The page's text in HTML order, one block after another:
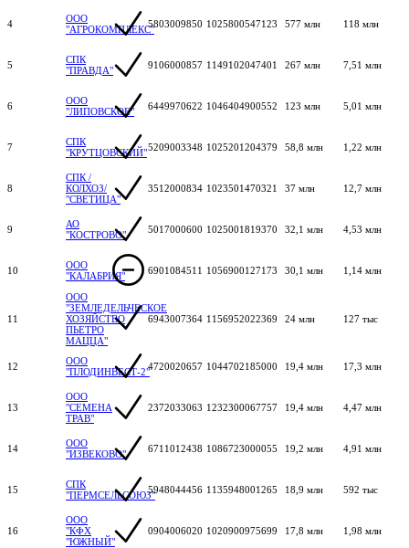
4
ООО
"АГРОКОМПЛЕКС"5803009850 1025800547123 577 млн 118 млн
5
СПК
"ПРАВДА"
9106000857 1149102047401 267 млн 7,51 млн
6
ООО
"ЛИПОВСКОЕ"
6449970622 1046404900552 123 млн 5,01 млн
7
СПК
"КРУТЦОВСКИЙ"5209003348 1025201204379 58,8 млн 1,22 млн
8
СПК /
КОЛХОЗ/
"СВЕТИЦА"
3512000834 1023501470321 37 млн 12,7 млн
9
АО
"КОСТРОВО"
5017000600 1025001819370 32,1 млн 4,53 млн
10
ООО
"КАЛАБРИЯ"
6901084511 1056900127173 30,1 млн 1,14 млн
11
ООО
"ЗЕМЛЕДЕЛЬЧЕСКОЕ
ХОЗЯЙСТВО
ПЬЕТРО
МАЦЦА"
6943007364 1156952022369 24 млн 127 тыс
12
ООО
"ПЛОДИНВЕСТ-2"4720020657 1044702185000 19,4 млн 17,3 млн
13
ООО
"СЕМЕНА
ТРАВ"
2372033063 1232300067757 19,4 млн 4,47 млн
14
ООО
"ИЗВЕКОВО"
6711012438 1086723000055 19,2 млн 4,91 млн
15
СПК
"ПЕРМСЕЛЬСОЮЗ"5948044456 1135948001265 18,9 млн 592 тыс
16
ООО
"КФХ
"ЮЖНЫЙ"
0904006020 1020900975699 17,8 млн 1,98 млн